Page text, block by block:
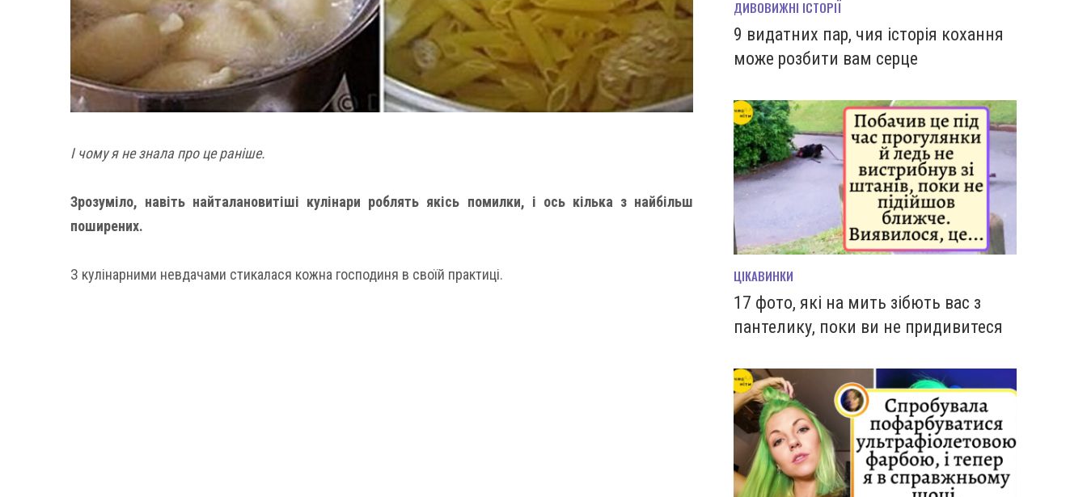
І чому я не знала про це раніше.
Зрозуміло, навіть найталановитіші кулінари роблять якісь помилки, і ось кілька з найбільш
поширених.
З кулінарними невдачами стикалася кожна господиня в своїй практиці.
ДИВОВИЖНІ ІСТОРІЇ
9 видатних пар, чия історія кохання
може розбити вам серце
ЦІКАВИНКИ
17 фото, які на мить зiбють вас з
пантелику, поки ви не придивитеся